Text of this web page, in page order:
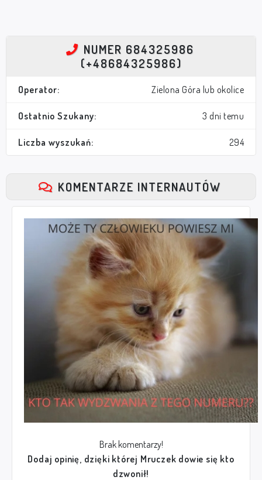
NUMER 684325986
(+48684325986)
Operator: Zielona Góra lub okolice
Ostatnio Szukany: 3 dni temu
Liczba wyszukań: 294
KOMENTARZE INTERNAUTÓW
Brak komentarzy!
Dodaj opinię, dzięki której Mruczek dowie się kto
dzwonił!